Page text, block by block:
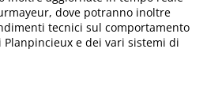
dove potranno inoltre
tecnici sul comportamento
e dei vari sistemi di